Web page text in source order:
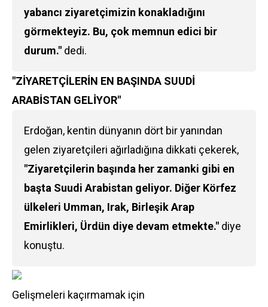
yabancı ziyaretçimizin konakladığını
görmekteyiz. Bu, çok memnun edici bir
durum." dedi.
"ZİYARETÇİLERİN EN BAŞINDA SUUDİ
ARABİSTAN GELİYOR"
Erdoğan, kentin dünyanın dört bir yanından
gelen ziyaretçileri ağırladığına dikkati çekerek,
"Ziyaretçilerin başında her zamanki gibi en
başta Suudi Arabistan geliyor. Diğer Körfez
ülkeleri Umman, Irak, Birleşik Arap
Emirlikleri, Ürdün diye devam etmekte." diye
konuştu.
Gelişmeleri kaçırmamak için